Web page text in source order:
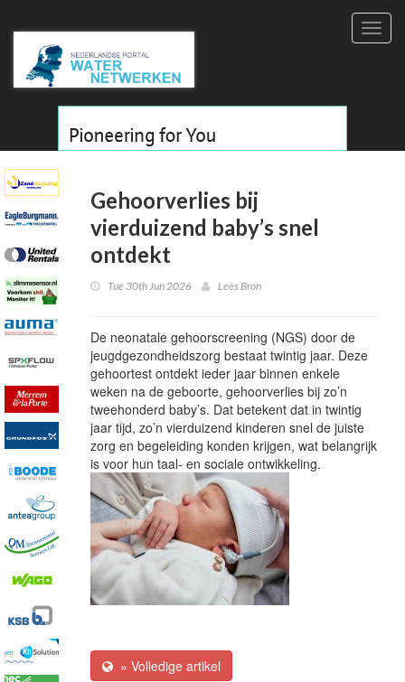
Gehoorverlies bij
vierduizend baby’s snel
ontdekt
Tue 30th Jun 2026 Lees Bron
De neonatale gehoorscreening (NGS) door de
jeugdgezondheidszorg bestaat twintig jaar. Deze
gehoortest ontdekt ieder jaar binnen enkele
weken na de geboorte, gehoorverlies bij zo’n
tweehonderd baby’s. Dat betekent dat in twintig
jaar tijd, zo’n vierduizend kinderen snel de juiste
zorg en begeleiding konden krijgen, wat belangrijk
is voor hun taal- en sociale ontwikkeling.
» Volledige artikel